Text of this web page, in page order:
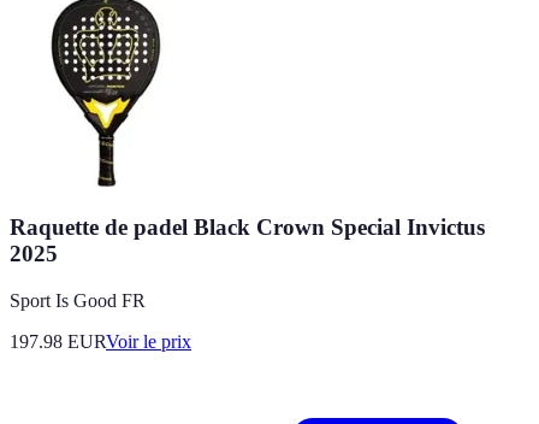
Raquette de padel Black Crown Special Invictus
2025
Sport Is Good FR
197.98 EURVoir le prix